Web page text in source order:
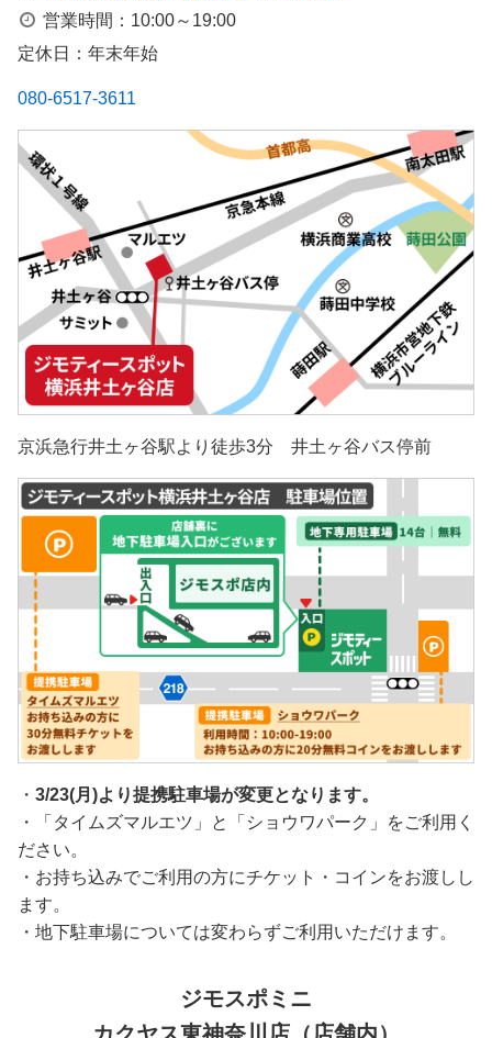
営業時間：10:00～19:00
定休日：年末年始
080-6517-3611
京浜急行井土ヶ谷駅より徒歩3分 井土ヶ谷バス停前
・ 3/23(月)より提携駐車場が変更となります。
・「タイムズマルエツ」と「ショウワパーク」をご利用く
ださい。
・お持ち込みでご利用の方にチケット・コインをお渡しし
ます。
・地下駐車場については変わらずご利用いただけます。
ジモスポミニ